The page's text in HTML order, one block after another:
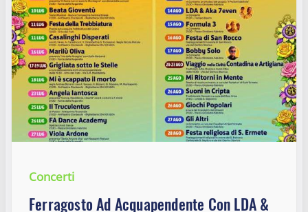
Concerti
Ferragosto Ad Acquapendente Con LDA &